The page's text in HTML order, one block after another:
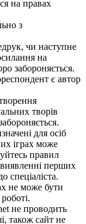
на правах
з
чи наступне
на
забороняється.
є автор
творів
для осіб
іграх може
правил
перших
спеціаліста.
не може бути
не проводить
також сайт не